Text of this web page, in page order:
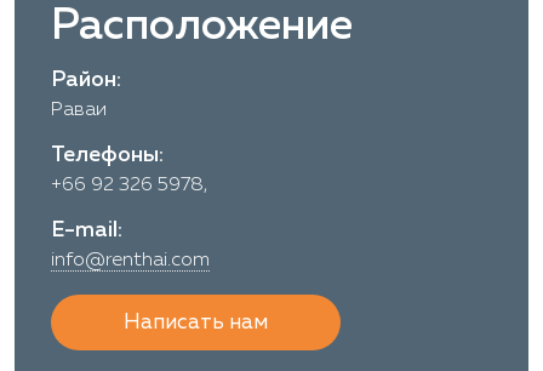
Расположение
Район:
Раваи
Телефоны:
+66 92 326 5978,
E-mail:
info@renthai.com
Написать нам